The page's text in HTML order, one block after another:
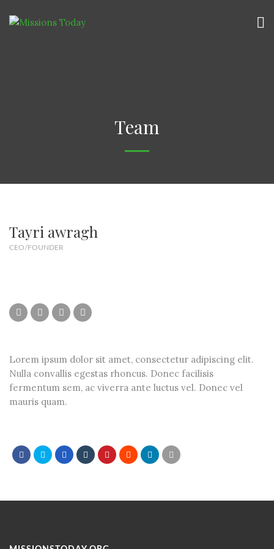
Team
Tayri awragh
CEO/FOUNDER
Lorem ipsum dolor sit amet, consectetur adipiscing elit.
Nulla convallis egestas rhoncus. Donec facilisis
fermentum sem, ac viverra ante luctus vel. Donec vel
mauris quam.